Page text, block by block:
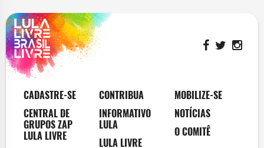
CADASTRE-SE
CENTRAL DE
GRUPOS ZAP
LULA LIVRE
CONTRIBUA
INFORMATIVO
LULA
LULA LIVRE
MOBILIZE-SE
NOTÍCIAS
O COMITÊ